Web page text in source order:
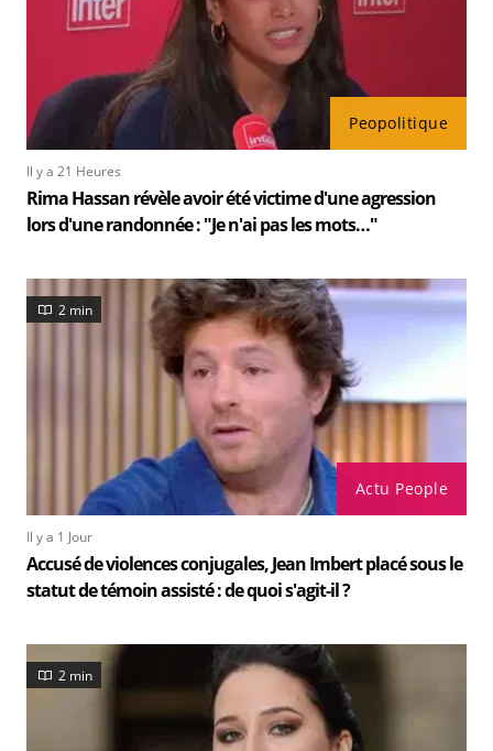
Peopolitique
Il y a 21 Heures
Rima Hassan révèle avoir été victime d'une agression
lors d'une randonnée : "Je n'ai pas les mots…"
Actu People
2 min
Il y a 1 Jour
Accusé de violences conjugales, Jean Imbert placé sous le
statut de témoin assisté : de quoi s'agit-il ?
2 min